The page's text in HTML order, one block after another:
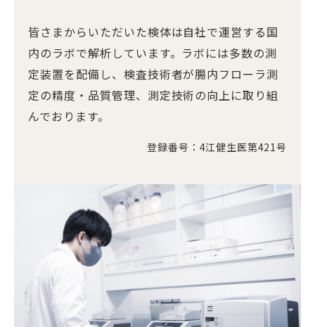
皆さまからいただいた検体は自社で運営する国
内のラボで解析しています。ラボには多数の測
定装置を配備し、検査技術者が腸内フローラ測
定の精度・品質管理、測定技術の向上に取り組
んでおります。
登録番号：4江健生医第421号